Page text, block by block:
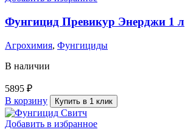
Фунгицид Превикур Энерджи 1 л
Агрохимия, Фунгициды
В наличии
5895 ₽
В корзину
Купить в 1 клик
Добавить в избранное